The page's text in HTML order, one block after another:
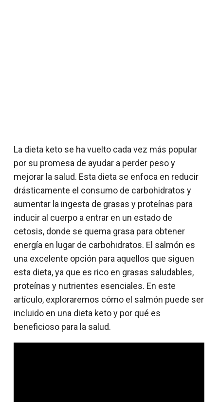
La dieta keto se ha vuelto cada vez más popular
por su promesa de ayudar a perder peso y
mejorar la salud. Esta dieta se enfoca en reducir
drásticamente el consumo de carbohidratos y
aumentar la ingesta de grasas y proteínas para
inducir al cuerpo a entrar en un estado de
cetosis, donde se quema grasa para obtener
energía en lugar de carbohidratos. El salmón es
una excelente opción para aquellos que siguen
esta dieta, ya que es rico en grasas saludables,
proteínas y nutrientes esenciales. En este
artículo, exploraremos cómo el salmón puede ser
incluido en una dieta keto y por qué es
beneficioso para la salud.